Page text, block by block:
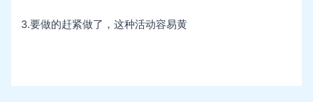
3.要做的赶紧做了，这种活动容易黄